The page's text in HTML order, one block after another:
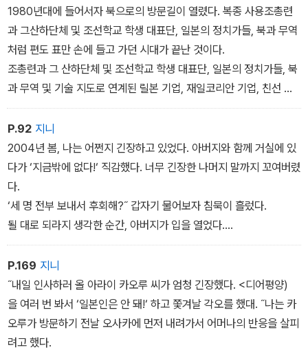
1980년대에 들어서자 북으로의 방문길이 열렸다. 복종 사용조총련
과 그산하단체 및 조선학교 학생 대표단, 일본의 정치가들, 북과 무역
처럼 편도 표만 손에 들고 가던 시대가 끝난 것이다.
조총련과 그 산하단체 및 조선학교 학생 대표단, 일본의 정치가들, 북
과 무역 및 기술 지도로 연계된 릴본 기업, 재일코리안 기업, 친선 교
류 목적 예술단 등 단체 방문이 빈번히 이루어졌다. 조총련과 산하단
체는 사상 교육을 위한 강습회를 활발히 열었다. 단기 강습회는 2주
장기 강습회는 3개월간 북에 체류할 자격이 주어졌다.
어머니도 총련 산하 여성 동맹 대표단의 일원으로 평양에 방문했
다. 아들들을 만나고 싶은 마음에 장기 강습회에도 적극적으로 참여
했다. 그러나 대표단 방문이나 강습회의 경우, 부모 자식 사이라고 해
도 호텔에서 짧은 면회만 허락되어 오빠들의 실생활을 차분히 들여다
보기는 어려웠다.
이윽고 어머니는 북에 있는 가족과 친척을 만나기 위해 ‘가족방문
단‘을 신청하게 되었다. 가족 방문단은 체류 기간 대부분을 가족이
원산 아파트에 머물면서 북의현실을 알게 됐다
P.92 지니
2004년 봄, 나는 어쩐지 긴장하고 있었다. 아버지와 함께 거실에 있
다가 ‘지금밖에 없다!‘ 직감했다. 너무 긴장한 나머지 말까지 꼬여버렸
다.
‘세 명 전부 보내서 후회해?˝ 갑자기 물어보자 침묵이 흘렀다.
될 대로 되라지 생각한 순간, 아버지가 입을 열었다.
˝이미 가버린 건 별수 없다 싶지만, 그, 가서...
가지 않았으면 더 좋았으려나 그렇게는 생각하지.˝ 내 귀를 의심하면
서 신중하게 질문을 이어갔다. 아버지는 타임캡슐을 타고 북송 사업
이 활발했던 무렵으로 돌아가서 목차를 훑는 듯한 표정이었다.
˝그때 아버지 연세가? 아들들을 보냈을 때, 아버지는 몇 살이셨죠?˝
˝몇 살이었으려나…………˝
P.169 지니
˝내일 인사하러 올 아라이 카오루 씨가 엄청 긴장했다. <디어평양)
을 여러 번 봐서 ‘일본인은 안 돼!‘ 하고 쫓겨날 각오를 했대. ˝나는 카
오루가 방문하기 전날 오사카에 먼저 내려가서 어머나의 반응을 살피
려고 했다.